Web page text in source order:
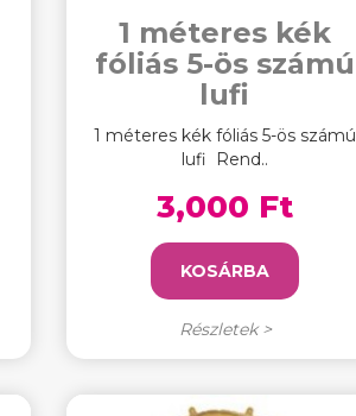
1 méteres kék
fóliás 5-ös számú
lufi
1 méteres kék fóliás 5-ös számú
lufi Rend..
3,000 Ft
KOSÁRBA
Részletek >